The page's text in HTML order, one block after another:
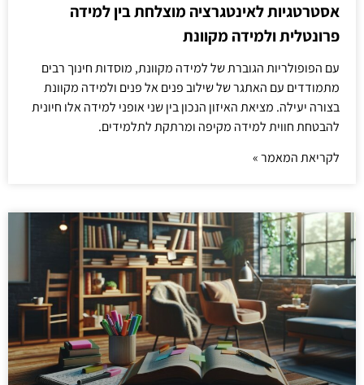
אסטרטגיות לאינטגרציה מוצלחת בין למידה
פרונטלית ולמידה מקוונת
עם הפופולריות הגוברת של למידה מקוונת, מוסדות חינוך רבים
מתמודדים עם האתגר של שילוב פנים אל פנים ולמידה מקוונת
בצורה יעילה. מציאת האיזון הנכון בין שני אופני למידה אלו חיונית
להבטחת חווית למידה מקיפה ומרתקת לתלמידים.
לקריאת המאמר »